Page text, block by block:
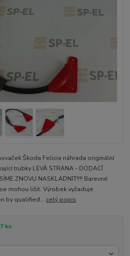
Škoda Felicia náhrada originální
trubky LEVÁ STRANA - DODACÍ
ZNOVU NASKLADNIT!!!! Barevné
mohou lišit. Výrobek vyžaduje
by qualified... celý popis
ks